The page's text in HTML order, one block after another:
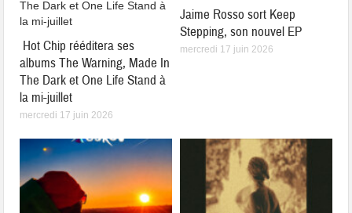
Hot Chip rééditera ses
albums The Warning, Made In
The Dark et One Life Stand à
la mi-juillet
mercredi 17 juin 2026
Jaime Rosso sort Keep
Stepping, son nouvel EP
mercredi 17 juin 2026